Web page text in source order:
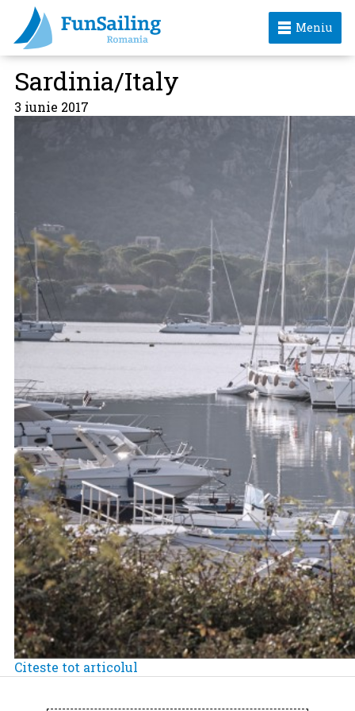
Meniu
Sardinia/Italy
3 iunie 2017
Citeste tot articolul